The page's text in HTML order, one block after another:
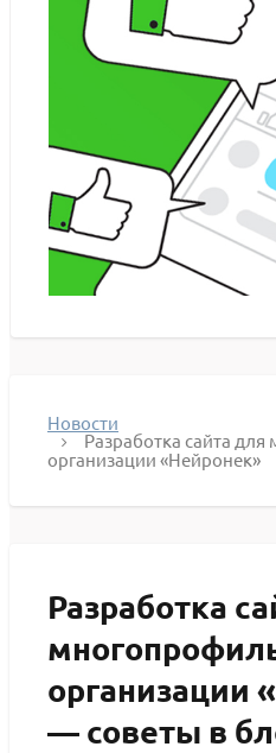
Новости
Разработка сайта
организации «Нейронек»
Разработка
организации
— советы в